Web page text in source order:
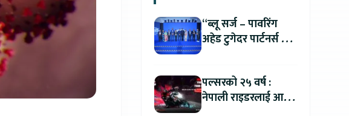
“ब्लू सर्ज – पावरिंग
अहेड टुगेदर पार्टनर्स मीट
यामाहाको घोषणा
पल्सरको २५ वर्ष :
नेपाली राइडरलाई आफ्नै